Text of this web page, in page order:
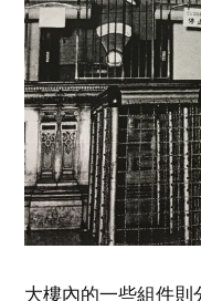
大樓內的一些組件